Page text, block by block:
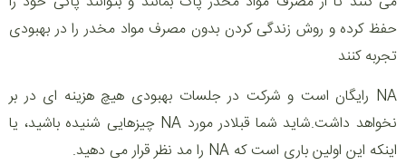
حفظ کرده و روش زندگی کردن بدون مصرف مواد مخدر را در بهبودی
تجربه کنند
NA رایگان است و شرکت در جلسات بهبودی هیچ هزینه ای در بر
نخواهد داشت.شاید شما قبلادر مورد NA چیزهایی شنیده باشید، یا
اینکه این اولین‌ باری است که NA را مد نظر قرار می دهید.